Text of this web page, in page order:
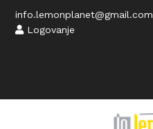
info.lemonplanet@gmail.com
Logovanje